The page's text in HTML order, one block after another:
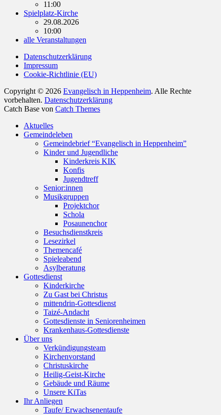
11:00
Spielplatz-Kirche
29.08.2026
10:00
alle Veranstaltungen
Datenschutzerklärung
Impressum
Cookie-Richtlinie (EU)
Copyright © 2026 Evangelisch in Heppenheim. Alle Rechte
vorbehalten. Datenschutzerklärung
Catch Base von Catch Themes
oben
scrollen
Aktuelles
Gemeindeleben
Gemeindebrief “Evangelisch in Heppenheim”
Kinder und Jugendliche
Kinderkreis KIK
Konfis
Jugendtreff
Senior:innen
Musikgruppen
Projektchor
Schola
Posaunenchor
Besuchsdienstkreis
Lesezirkel
Themencafé
Spieleabend
Asylberatung
Gottesdienst
Kinderkirche
Zu Gast bei Christus
mittendrin-Gottesdienst
Taizé-Andacht
Gottesdienste in Seniorenheimen
Krankenhaus-Gottesdienste
Über uns
Verkündigungsteam
Kirchenvorstand
Christuskirche
Heilig-Geist-Kirche
Gebäude und Räume
Unsere KiTas
Ihr Anliegen
Taufe/ Erwachsenentaufe